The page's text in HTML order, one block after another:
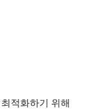
적화하기 위해